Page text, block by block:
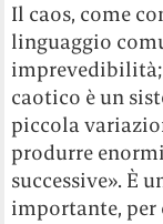
Il caos, come
linguaggio
imprevedibilità;
caotico è un
piccola
produrre
successive». È
importante, per